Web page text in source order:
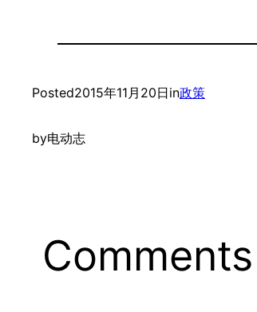
Posted2015年11月20日in政策
by电动志
Comments